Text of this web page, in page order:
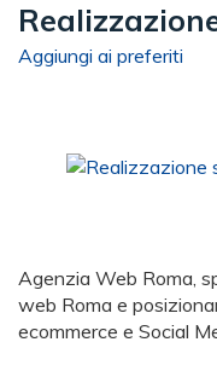
Aggiungi ai preferiti
Agenzia Web Roma,
web Roma e
ecommerce e Social